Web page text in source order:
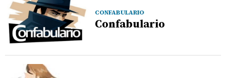
CONFABULARIO
Confabulario